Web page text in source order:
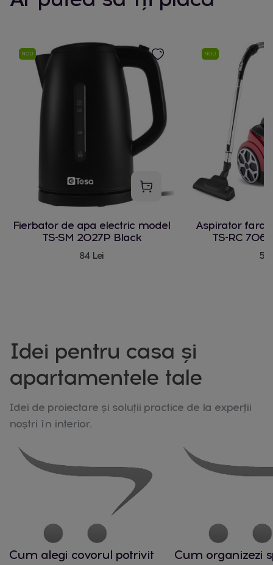
NOU
Fierbator de apa electric model
TS-SM 2027P Black
84 Lei
NOU
Aspirator fara
TS-RC 706
Idei pentru casa și
apartamentele tale
Idei de proiectare și soluții practice de la experții
noștri în interior.
Cum alegi covorul potrivit
Cum organizezi